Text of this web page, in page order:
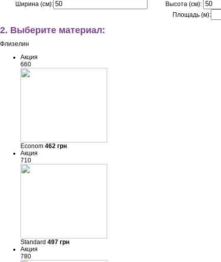
Ширина (см):
Высота (см):
Площадь (м):
2. Выберите материал:
Флизелин
Акция
660
Econom 462 грн
Акция
710
Standard 497 грн
Акция
780